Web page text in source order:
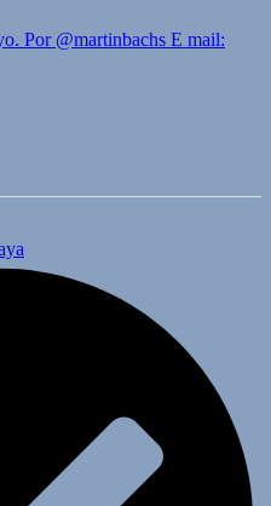
Por @martinbachs E mail: